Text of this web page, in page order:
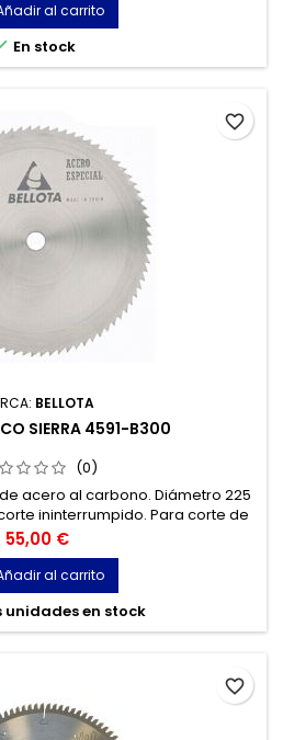
al carrito
En stock
BELLOTA
SIERRA 4591-B300
(0)
acero al carbono. Diámetro 225
ininterrumpido. Para corte de
trabajos de construcción.
Precio
55,00 €
al carrito
unidades en stock
favorite_border
favorite_border